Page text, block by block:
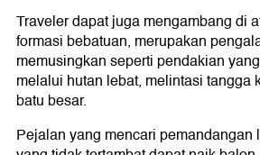
Traveler dapat juga mengambang di
formasi bebatuan, merupakan
memusingkan seperti pendakian
melalui hutan lebat, melintasi tangga
batu besar.
Pejalan yang mencari pemandangan